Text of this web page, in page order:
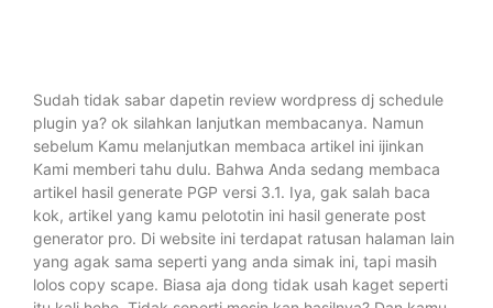
Sudah tidak sabar dapetin review wordpress dj schedule
plugin ya? ok silahkan lanjutkan membacanya. Namun
sebelum Kamu melanjutkan membaca artikel ini ijinkan
Kami memberi tahu dulu. Bahwa Anda sedang membaca
artikel hasil generate PGP versi 3.1. Iya, gak salah baca
kok, artikel yang kamu pelototin ini hasil generate post
generator pro. Di website ini terdapat ratusan halaman lain
yang agak sama seperti yang anda simak ini, tapi masih
lolos copy scape. Biasa aja dong tidak usah kaget seperti